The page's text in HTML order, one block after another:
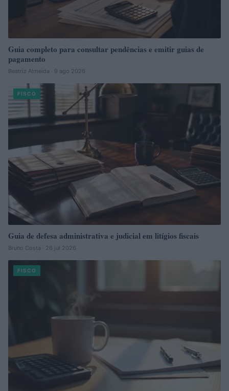
Guia completo para consultar pendências e emitir guias de
pagamento
Beatriz Almeida · 9 ago 2026
FISCO
Guia de defesa administrativa e judicial em litígios fiscais
Bruno Costa · 26 jul 2026
FISCO